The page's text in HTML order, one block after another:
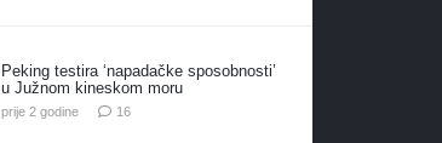
Peking testira ‘napadačke sposobnosti’
u Južnom kineskom moru
prije 2 godine 16komentara